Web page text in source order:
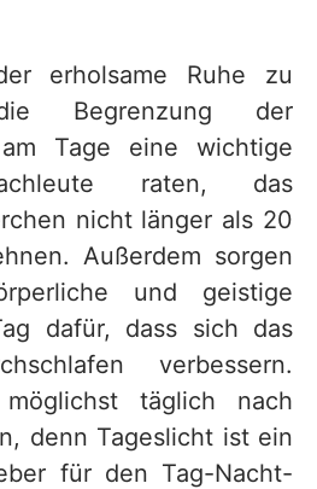
erholsame Ruhe zu
Begrenzung der
Tage eine wichtige
raten, das
nicht länger als 20
Außerdem sorgen
und geistige
dafür, dass sich das
verbessern.
täglich nach
denn Tageslicht ist ein
für den Tag-Nacht-